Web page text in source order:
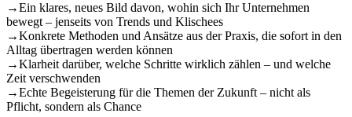
→Ein klares, neues Bild davon, wohin sich Ihr Unternehmen
bewegt – jenseits von Trends und Klischees
→Konkrete Methoden und Ansätze aus der Praxis, die sofort in den
Alltag übertragen werden können
→Klarheit darüber, welche Schritte wirklich zählen – und welche
Zeit verschwenden
→Echte Begeisterung für die Themen der Zukunft – nicht als
Pflicht, sondern als Chance